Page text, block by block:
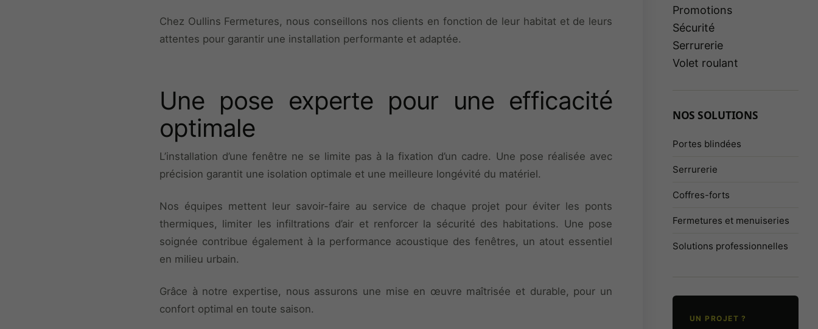
Chez Oullins Fermetures, nous conseillons nos clients en fonction de leur habitat et de leurs
attentes pour garantir une installation performante et adaptée.
Une pose experte pour une efficacité
optimale
L’installation d’une fenêtre ne se limite pas à la fixation d’un cadre. Une pose réalisée avec
précision garantit une isolation optimale et une meilleure longévité du matériel.
Nos équipes mettent leur savoir-faire au service de chaque projet pour éviter les ponts
thermiques, limiter les infiltrations d’air et renforcer la sécurité des habitations. Une pose
soignée contribue également à la performance acoustique des fenêtres, un atout essentiel
en milieu urbain.
Grâce à notre expertise, nous assurons une mise en œuvre maîtrisée et durable, pour un
confort optimal en toute saison.
Promotions
Sécurité
Serrurerie
Volet roulant
NOS SOLUTIONS
Portes blindées
Serrurerie
Coffres-forts
Fermetures et menuiseries
Solutions professionnelles
UN PROJET ?